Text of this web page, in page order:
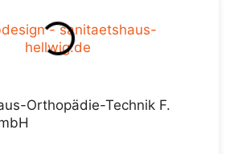
Orthopädie-Technik F.